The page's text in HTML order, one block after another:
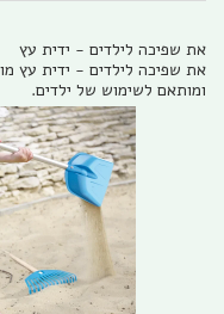
את שפיכה לילדים - ידית עץ
את שפיכה לילדים - ידית עץ
ומותאם לשימוש של ילדים.